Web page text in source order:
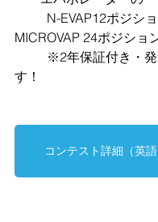
MICROVAP 24ポジショ
す！
コンテスト詳細（英